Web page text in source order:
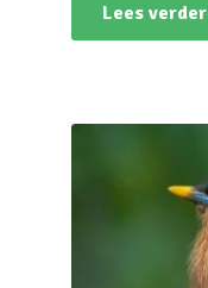
Lees verder